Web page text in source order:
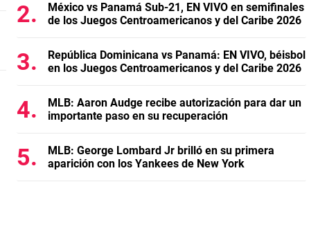
México vs Panamá Sub-21, EN VIVO en semifinales
de los Juegos Centroamericanos y del Caribe 2026
República Dominicana vs Panamá: EN VIVO, béisbol
en los Juegos Centroamericanos y del Caribe 2026
MLB: Aaron Audge recibe autorización para dar un
importante paso en su recuperación
MLB: George Lombard Jr brilló en su primera
aparición con los Yankees de New York